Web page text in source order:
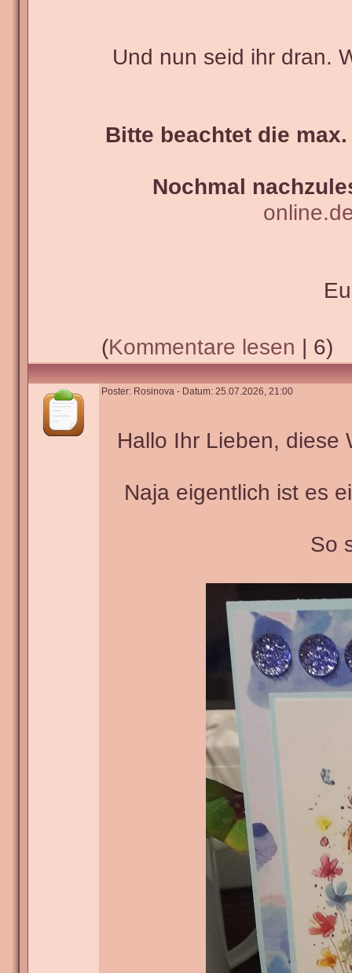
Und nun seid ihr dran.
Bitte beachtet die
Nochmal
(Kommentare lesen | 6)
Poster: Rosinova - Datum: 25.07.2026, 21:00
Hallo Ihr Lieben, diese
Naja eigentlich ist es
So